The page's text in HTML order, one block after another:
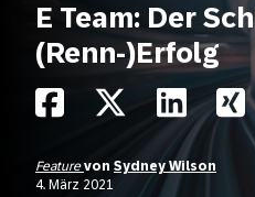
E Team: Der
(Renn-)Erfolg
Featurevon Sydney Wilson
4. März 2021